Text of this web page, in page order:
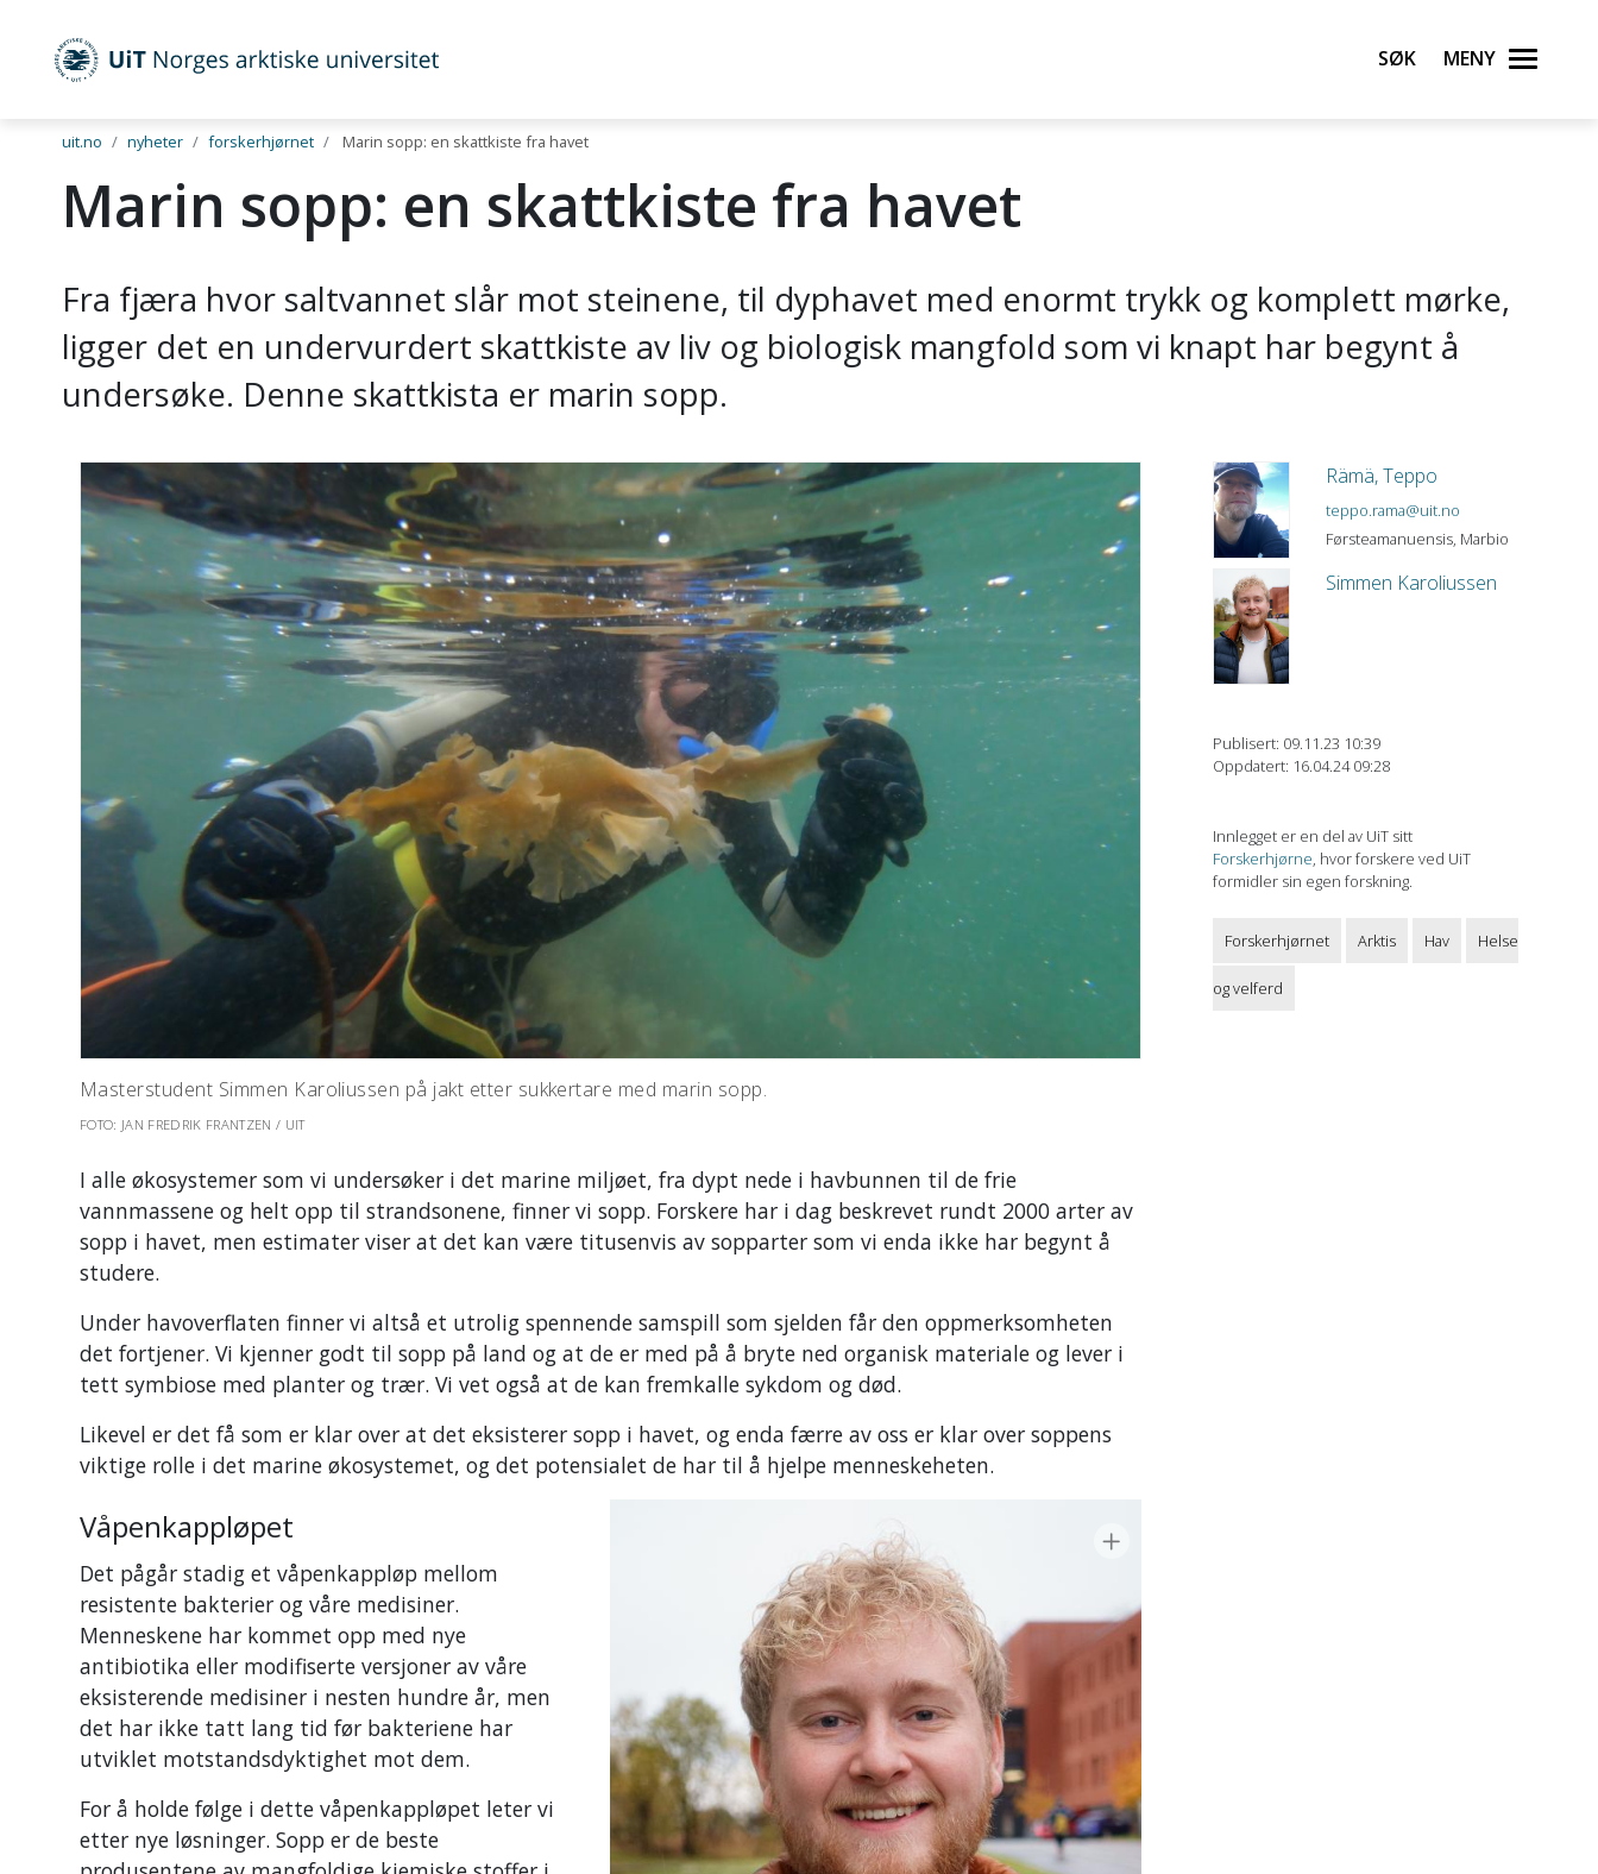
Gå til hovedinnhold
UiT Norges arktiske universitet Søk Meny
uit.no nyheter forskerhjørnet Marin sopp: en skattkiste fra havet
Marin sopp: en skattkiste fra havet
Fra fjæra hvor saltvannet slår mot steinene, til dyphavet med enormt trykk og komplett mørke,
ligger det en undervurdert skattkiste av liv og biologisk mangfold som vi knapt har begynt å
undersøke. Denne skattkista er marin sopp.
Masterstudent Simmen Karoliussen på jakt etter sukkertare med marin sopp.
FOTO: JAN FREDRIK FRANTZEN / UIT
I alle økosystemer som vi undersøker i det marine miljøet, fra dypt nede i havbunnen til de frie
vannmassene og helt opp til strandsonene, finner vi sopp. Forskere har i dag beskrevet rundt 2000 arter av
sopp i havet, men estimater viser at det kan være titusenvis av sopparter som vi enda ikke har begynt å
studere.
Under havoverflaten finner vi altså et utrolig spennende samspill som sjelden får den oppmerksomheten
det fortjener. Vi kjenner godt til sopp på land og at de er med på å bryte ned organisk materiale og lever i
tett symbiose med planter og trær. Vi vet også at de kan fremkalle sykdom og død.
Likevel er det få som er klar over at det eksisterer sopp i havet, og enda færre av oss er klar over soppens
viktige rolle i det marine økosystemet, og det potensialet de har til å hjelpe menneskeheten.
Våpenkappløpet
Det pågår stadig et våpenkappløp mellom
resistente bakterier og våre medisiner.
Menneskene har kommet opp med nye
antibiotika eller modifiserte versjoner av våre
eksisterende medisiner i nesten hundre år, men
det har ikke tatt lang tid før bakteriene har
utviklet motstandsdyktighet mot dem.
For å holde følge i dette våpenkappløpet leter vi
etter nye løsninger. Sopp er de beste
Rämä, Teppo
teppo.rama@uit.no
Førsteamanuensis, Marbio
Simmen Karoliussen
Publisert: 09.11.23 10:39
Oppdatert: 16.04.24 09:28
Innlegget er en del av UiT sitt
Forskerhjørne , hvor forskere ved UiT
formidler sin egen forskning.
Forskerhjørnet Arktis Hav Helse
og velferd